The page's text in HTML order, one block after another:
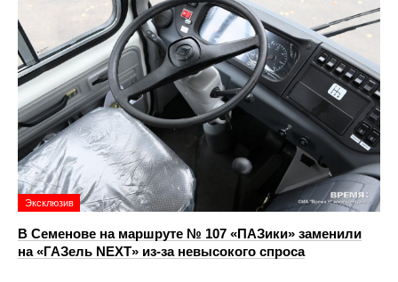
Эксклюзив
В Семенове на маршруте № 107 «ПАЗики» заменили
на «ГАЗель NEXT» из‑за невысокого спроса